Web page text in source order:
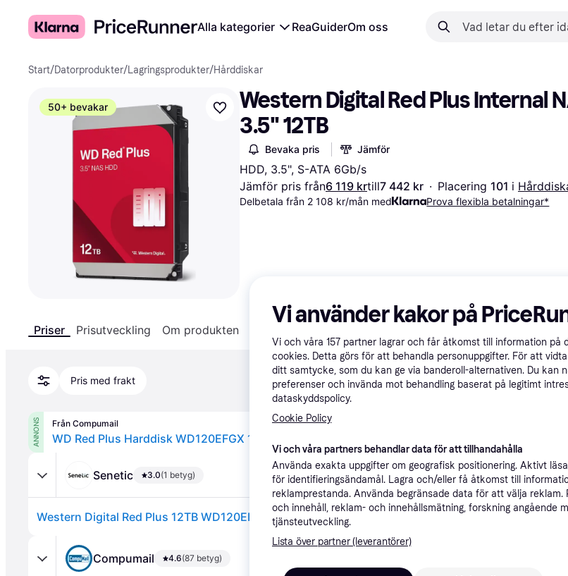
Alla kategorier ReaGuiderOm oss
Start/Datorprodukter/Lagringsprodukter/Hårddiskar
50+ bevakar
Western Digital Red Plus Internal
3.5" 12TB
Bevaka pris Jämför
HDD, 3.5", S-ATA 6Gb/s
Jämför pris från6 119 krtill7 442 kr · Placering 101 i
Delbetala från 2 108 kr/mån med Prova flexibla betalningar*
Priser Prisutveckling Om produkten
Pris med frakt
ANNONS Från Compumail
Senetic 3.0(1 betyg)
Western Digital Red Plus 12TB WD120EFGX WD120EFGX
Compumail 4.6(87 betyg)
Vi använder kakor på
Vi och våra 157 partner lagrar och får åtkomst till information på
cookies. Detta görs för att behandla personuppgifter. För att
ditt samtycke, som du kan ge via banderoll-alternativen. Du kan
preferenser och invända mot behandling baserat på legitimt
dataskyddspolicy.
Cookie Policy
Vi och våra partners behandlar data för att tillhandahålla
Använda exakta uppgifter om geografisk positionering. Aktivt
för identifieringsändamål. Lagra och/eller få åtkomst till
reklamprestanda. Använda begränsade data för att välja reklam.
och innehåll, reklam- och innehållsmätning, forskning angående
tjänsteutveckling.
Lista över partner (leverantörer)